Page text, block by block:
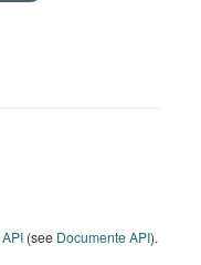
API (see Documente API).